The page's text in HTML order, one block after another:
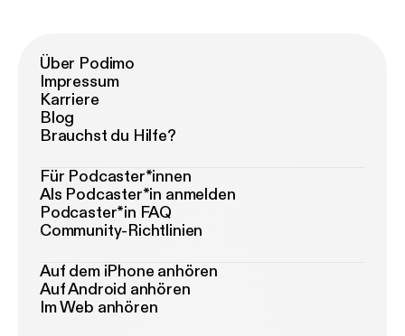
Über Podimo
Impressum
Karriere
Blog
Brauchst du Hilfe?
Für Podcaster*innen
Als Podcaster*in anmelden
Podcaster*in FAQ
Community-Richtlinien
Auf dem iPhone anhören
Auf Android anhören
Im Web anhören